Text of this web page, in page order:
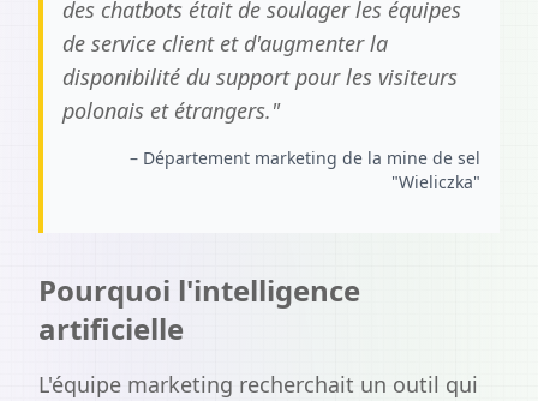
des chatbots était de soulager les équipes
de service client et d'augmenter la
disponibilité du support pour les visiteurs
polonais et étrangers."
– Département marketing de la mine de sel
"Wieliczka"
Pourquoi l'intelligence
artificielle
L'équipe marketing recherchait un outil qui